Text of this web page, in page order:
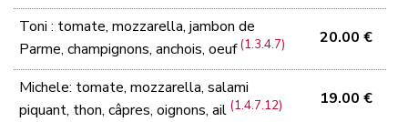
Toni : tomate, mozzarella, jambon de
Parme, champignons, anchois, oeuf(1.3.4.7) 20.00 €
Michele: tomate, mozzarella, salami
piquant, thon, câpres, oignons, ail(1.4.7.12) 19.00 €